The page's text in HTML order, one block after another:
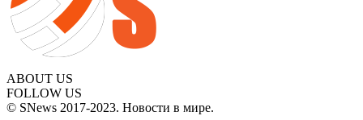
ABOUT US
FOLLOW US
© SNews 2017-2023. Новости в мире.